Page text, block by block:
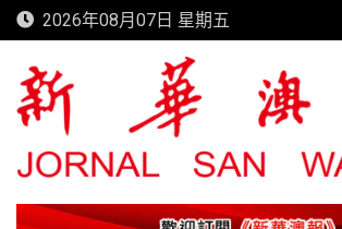
Skip
to
content
2026年08月07日 星期五
新華澳報